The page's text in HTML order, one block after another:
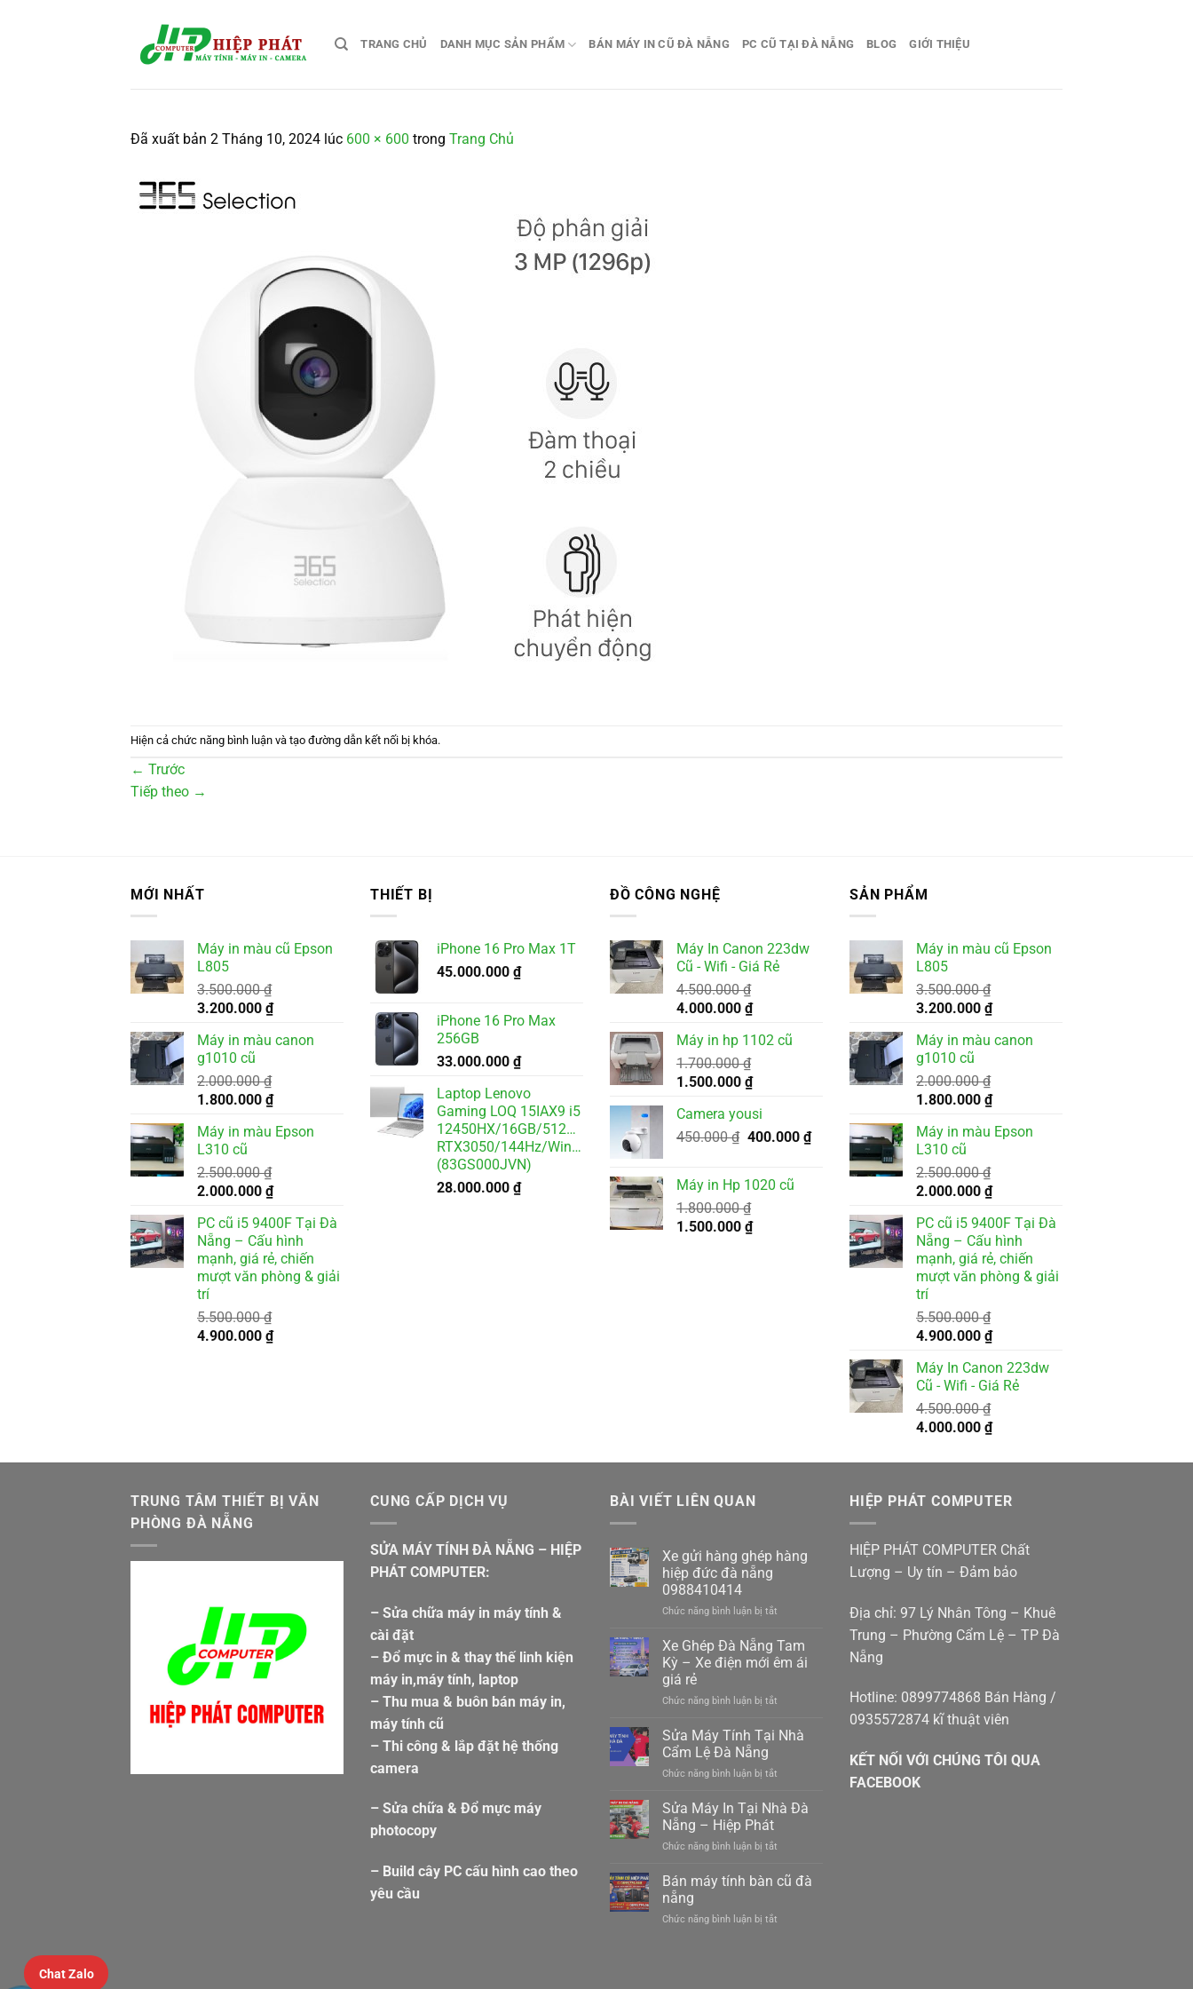
TRANG CHỦ DANH MỤC SẢN PHẨM BÁN MÁY IN CŨ ĐÀ NẴNG PC CŨ TẠI ĐÀ NẴNG BLOG GIỚI THIỆU
Đã xuất bản 2 Tháng 10, 2024 lúc 600 × 600 trong Trang Chủ
Hiện cả chức năng bình luận và tạo đường dẫn kết nối bị khóa.
← Trước
Tiếp theo →
MỚI NHẤT
Máy in màu cũ Epson
L805
3.500.000₫
Giá
là:
3.500.000 ₫.
3.200.000 ₫Giá
tại
Máy in màu canon
g1010 cũ
2.000.000₫
Giá
là:
2.000.000 ₫.
1.800.000 ₫Giá
tại
Máy in màu Epson
L310 cũ
2.500.000₫
Giá
là:
2.500.000 ₫.
2.000.000 ₫Giá
tại
là:
2.000.000 ₫.
PC cũ i5 9400F Tại Đà
Nẵng – Cấu hình
mạnh, giá rẻ, chiến
mượt văn phòng & giải
trí
5.500.000₫
Giá
4.900.000 ₫Giá
THIẾT BỊ
iPhone 16 Pro Max 1T
45.000.000 ₫
iPhone 16 Pro Max
256GB
33.000.000 ₫
Laptop Lenovo
Gaming LOQ 15IAX9 i5
12450HX/16GB/512GB/6GB
RTX3050/144Hz/Win11
(83GS000JVN)
28.000.000 ₫
ĐỒ CÔNG NGHỆ
Máy In Canon 223dw
Cũ - Wifi - Giá Rẻ
4.500.000₫
Giá
là:
4.500.000 ₫.
4.000.000 ₫Giá
tại
4.000.000 ₫.
Máy in hp 1102 cũ
1.700.000₫
Giá
là:
1.700.000 ₫.
1.500.000 ₫Giá
tại
là:
Camera yousi
450.000₫ Giá
450.000 ₫.
400.000 ₫Giá
400.000 ₫.
Máy in Hp 1020 cũ
1.800.000₫
Giá
1.500.000 ₫Giá
SẢN PHẨM
Máy in màu cũ Epson
L805
3.500.000₫
Giá
là:
3.500.000 ₫.
3.200.000 ₫Giá
tại
Máy in màu canon
g1010 cũ
2.000.000₫
Giá
là:
2.000.000 ₫.
1.800.000 ₫Giá
tại
Máy in màu Epson
L310 cũ
2.500.000₫
Giá
là:
2.500.000 ₫.
2.000.000 ₫Giá
tại
là:
2.000.000 ₫.
PC cũ i5 9400F Tại Đà
Nẵng – Cấu hình
mạnh, giá rẻ, chiến
mượt văn phòng & giải
trí
5.500.000₫
Giá
là:
5.500.000 ₫.
4.900.000 ₫Giá
tại
là:
Máy In Canon 223dw
Cũ - Wifi - Giá Rẻ
4.500.000₫
Giá
là:
4.000.000 ₫Giá
tại
4.000.000 ₫.
TRUNG TÂM THIẾT BỊ VĂN
PHÒNG ĐÀ NẴNG
CUNG CẤP DỊCH VỤ
SỬA MÁY TÍNH ĐÀ NẴNG – HIỆP
PHÁT COMPUTER:
– Sửa chữa máy in máy tính &
cài đặt
– Đổ mực in & thay thế linh kiện
máy in,máy tính, laptop
– Thu mua & buôn bán máy in,
máy tính cũ
– Thi công & lắp đặt hệ thống
camera
– Sửa chữa & Đổ mực máy
photocopy
– Build cây PC cấu hình cao theo
yêu cầu
BÀI VIẾT LIÊN QUAN
Xe gửi hàng ghép hàng
hiệp đức đà nẵng
0988410414
Chức năng bình luận bị tắt
gửi
hàng
ghép
đà
Xe Ghép Đà Nẵng Tam
Kỳ – Xe điện mới êm ái
giá rẻ
Chức năng bình luận bị tắt
Ghép
–
ái
Sửa Máy Tính Tại Nhà
Cẩm Lệ Đà Nẵng
Chức năng bình luận bị tắt
Máy
Lệ
Sửa Máy In Tại Nhà Đà
Nẵng – Hiệp Phát
Chức năng bình luận bị tắt
Máy
Bán máy tính bàn cũ đà
nẵng
Chức năng bình luận bị tắt
HIỆP PHÁT COMPUTER
HIỆP PHÁT COMPUTER Chất
Lượng – Uy tín – Đảm bảo
Địa chỉ: 97 Lý Nhân Tông – Khuê
Trung – Phường Cẩm Lệ – TP Đà
Nẵng
Hotline: 0899774868 Bán Hàng /
0935572874 kĩ thuật viên
KẾT NỐI VỚI CHÚNG TÔI QUA
FACEBOOK
Chat Zalo